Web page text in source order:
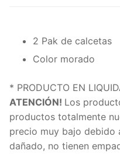
2 Pak de calcetas
Color morado
* PRODUCTO EN
ATENCIÓN! Los
productos totalmente
precio muy bajo debido
dañado, no tienen